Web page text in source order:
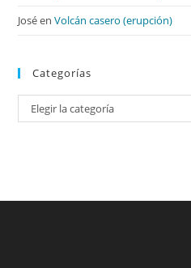
JoséenVolcán casero (erupción)
Categorías
Categorías
Elegir la categoría